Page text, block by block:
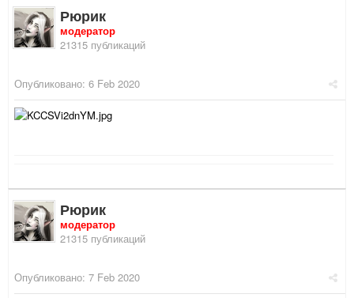
Рюрик
модератор
21315 публикаций
Опубликовано: 6 Feb 2020
Рюрик
модератор
21315 публикаций
Опубликовано: 7 Feb 2020